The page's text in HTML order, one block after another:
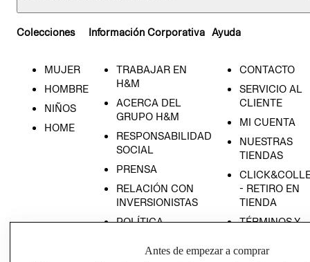
Colecciones
MUJER
HOMBRE
NIÑOS
HOME
Información Corporativa
TRABAJAR EN
H&M
ACERCA DEL
GRUPO H&M
RESPONSABILIDAD
SOCIAL
PRENSA
RELACIÓN CON
INVERSIONISTAS
POLÍTICA
Ayuda
CONTACTO
SERVICIO AL
CLIENTE
MI CUENTA
NUESTRAS
TIENDAS
- RETIRO EN
TIENDA
TÉRMINOS Y
AVISO DE
Antes de empezar a comprar